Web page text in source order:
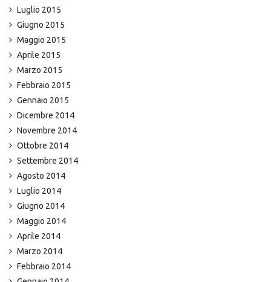
Luglio 2015
Giugno 2015
Maggio 2015
Aprile 2015
Marzo 2015
Febbraio 2015
Gennaio 2015
Dicembre 2014
Novembre 2014
Ottobre 2014
Settembre 2014
Agosto 2014
Luglio 2014
Giugno 2014
Maggio 2014
Aprile 2014
Marzo 2014
Febbraio 2014